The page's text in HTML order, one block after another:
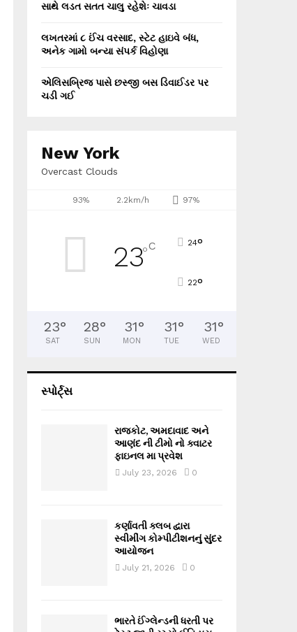
સાથે લડત સતત ચાલુ રહેશેઃ ચાવડા
લખતરમાં ૮ ઈંચ વરસાદ, સ્ટેટ હાઇવે બંધ,
અનેક ગામો બન્યા સંપર્ક વિહોણા
એલિસબ્રિજ પાસે છસ્જી બસ ડિવાઈડર પર
ચડી ગઈ
New York
Overcast Clouds
93% 2.2km/h 97%
23°C 24°
22°
23°
SAT
28°
SUN
31°
MON
31°
TUE
31°
WED
સ્પોર્ટ્સ
રાજકોટ, અમદાવાદ અને
આણંદ ની ટીમો નો ક્વાટર
ફાઇનલ મા પ્રવેશ
July 23, 2026 0
કર્ણાવતી ક્લબ દ્વારા
સ્વીમીંગ કોમ્પીટીશનનું સુંદર
આયોજન
July 21, 2026 0
ભારતે ઈંગ્લેન્ડની ધરતી પર